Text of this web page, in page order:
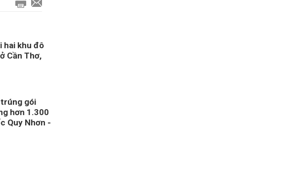
hai khu đô
Cần Thơ,
gói
hơn 1.300
Quy Nhơn -